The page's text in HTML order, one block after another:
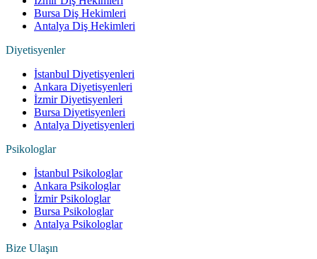
Bursa Diş Hekimleri
Antalya Diş Hekimleri
Diyetisyenler
İstanbul Diyetisyenleri
Ankara Diyetisyenleri
İzmir Diyetisyenleri
Bursa Diyetisyenleri
Antalya Diyetisyenleri
Psikologlar
İstanbul Psikologlar
Ankara Psikologlar
İzmir Psikologlar
Bursa Psikologlar
Antalya Psikologlar
Bize Ulaşın